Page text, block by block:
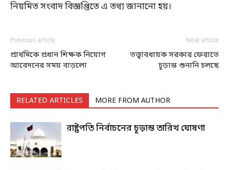
নিয়মিত সংবাদ বিজ্ঞপ্তিতে এ তথ্য জানানো হয়।
Previous article
প্রাথমিকে প্রধান শিক্ষক নিয়োগ
আবেদনের সময় বাড়লো
Next article
তত্ত্বাবধায়ক সরকার ফেরাতে
চূড়ান্ত শুনানি চলছে
RELATED ARTICLES MORE FROM AUTHOR
রাষ্ট্রপতি নির্বাচনের চূড়ান্ত তারিখ ঘোষণা